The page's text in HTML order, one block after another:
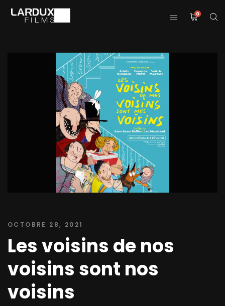
0
OCTOBRE 28, 2021
Les voisins de nos
voisins sont nos
voisins